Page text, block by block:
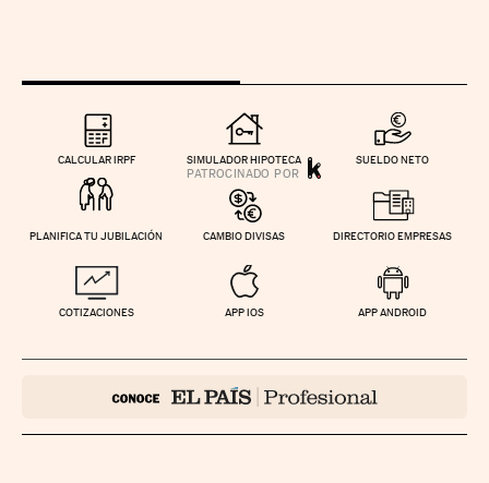
CALCULAR IRPF SIMULADOR HIPOTECA SUELDO NETO
PLANIFICA TU JUBILACIÓN CAMBIO DIVISAS DIRECTORIO EMPRESAS
COTIZACIONES APP IOS APP ANDROID